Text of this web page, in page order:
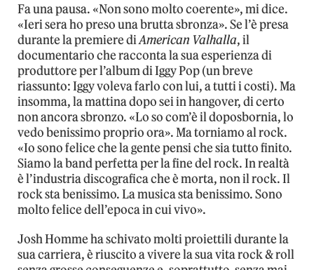
Fa una pausa. «Non sono molto coerente», mi dice.
«Ieri sera ho preso una brutta sbronza». Se l’è presa
durante la premiere diAmerican Valhalla, il
documentario che racconta la sua esperienza di
produttore per l’album di Iggy Pop (un breve
riassunto: Iggy voleva farlo con lui, a tutti i costi). Ma
insomma, la mattina dopo sei in hangover, di certo
non ancora sbronzo. «Lo so com’è il doposbornia, lo
vedo benissimo proprio ora». Ma torniamo al rock.
«Io sono felice che la gente pensi che sia tutto finito.
Siamo la band perfetta per la fine del rock. In realtà
è l’industria discografica che è morta, non il rock. Il
rock sta benissimo. La musica sta benissimo. Sono
molto felice dell’epoca in cui vivo».
Josh Homme ha schivato molti proiettili durante la
sua carriera, è riuscito a vivere la sua vita rock & roll